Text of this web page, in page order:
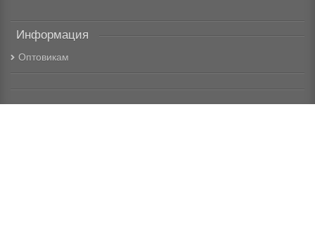
Информация
Оптовикам